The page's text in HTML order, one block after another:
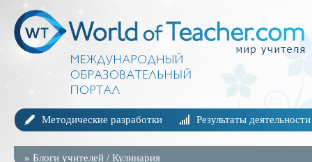
Методические разработки Результаты деятельности
» Блоги учителей / Кулинария